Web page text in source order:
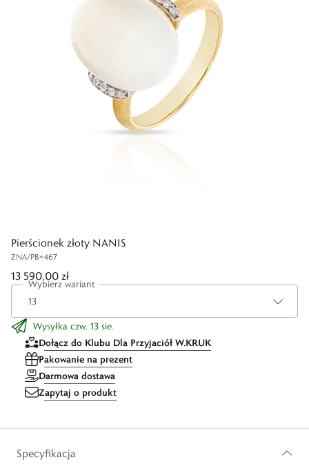
Pierścionek złoty NANIS
ZNA/PB+467
13 590,00 zł
Wybierz wariant
Wysyłka czw. 13 sie.
Dołącz do Klubu Dla Przyjaciół W.KRUK
Pakowanie na prezent
Darmowa dostawa
Zapytaj o produkt
Specyfikacja